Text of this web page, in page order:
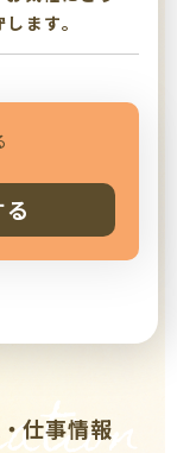
ます。
仕事情報